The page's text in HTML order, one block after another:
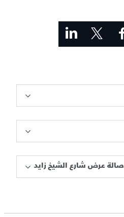
صالة عرض شارع الشيخ زايد